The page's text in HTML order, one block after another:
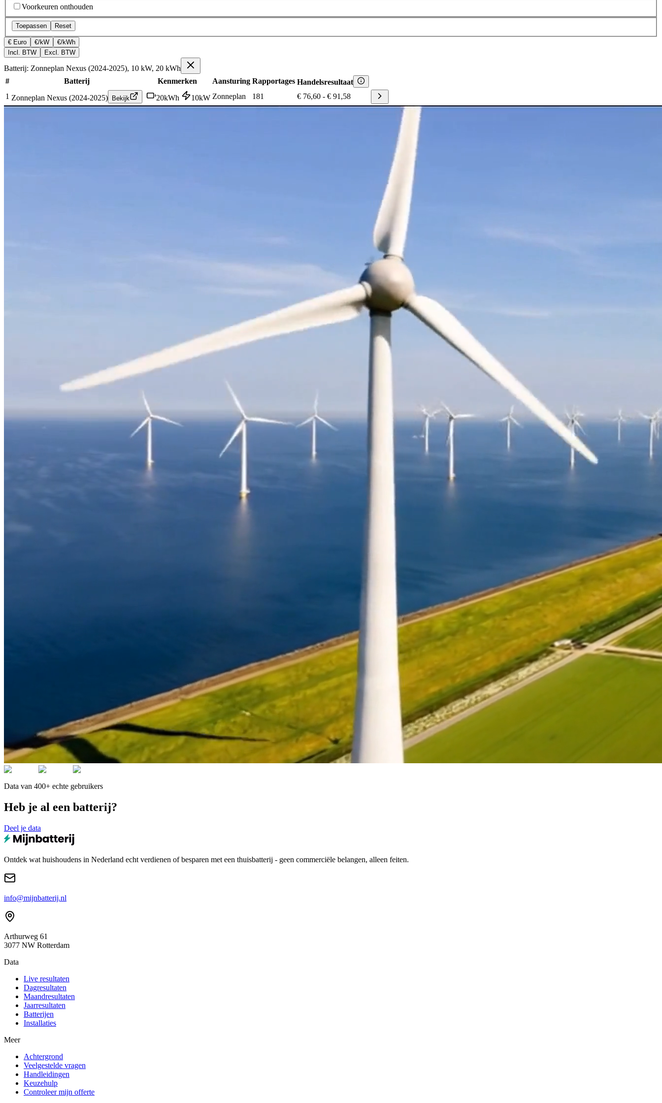
Voorkeuren onthouden
Toepassen Reset
€ Euro €/kW
€/kWh
Incl. BTW
Excl. BTW
Batterij: Zonneplan Nexus (2024-2025), 10 kW, 20 kWh
#
Batterij Kenmerken Aansturing Rapportages Handelsresultaat
1 Zonneplan Nexus (2024-2025) Bekijk 20kWh 10kW Zonneplan 181 € 76,60 - € 91,58
Data van 400+ echte gebruikers
Heb je al een batterij?
Deel je data
Ontdek wat huishoudens in Nederland echt verdienen of besparen met een thuisbatterij - geen commerciële belangen, alleen feiten.
info@mijnbatterij.nl
Arthurweg 61
3077 NW Rotterdam
Data
Live resultaten
Dagresultaten
Maandresultaten
Jaarresultaten
Batterijen
Installaties
Meer
Achtergrond
Veelgestelde vragen
Handleidingen
Keuzehulp
Controleer mijn offerte